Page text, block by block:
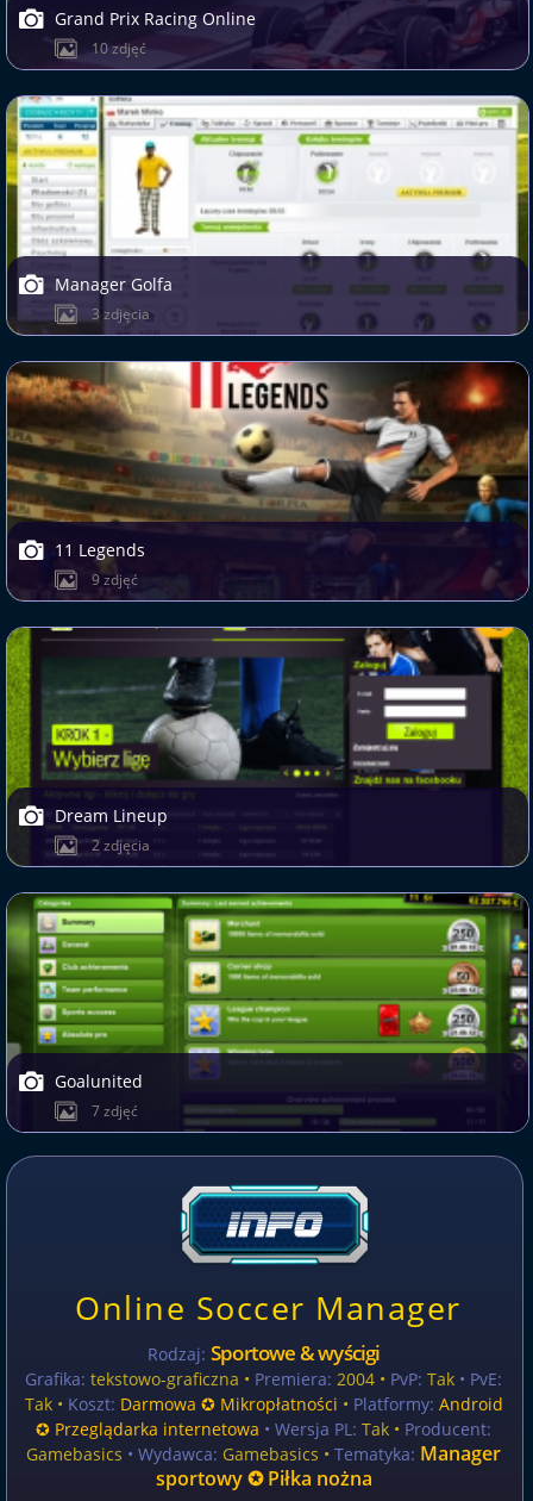
Grand Prix Racing Online
10 zdjęć
Manager Golfa
3 zdjęcia
11 Legends
9 zdjęć
Dream Lineup
2 zdjęcia
Goalunited
7 zdjęć
Online Soccer Manager
Rodzaj: Sportowe & wyścigi
Grafika: tekstowo-graficzna • Premiera: 2004 • PvP: Tak • PvE:
Tak • Koszt: Darmowa ✪ Mikropłatności • Platformy: Android
✪ Przeglądarka internetowa • Wersja PL: Tak • Producent:
Gamebasics • Wydawca: Gamebasics •Tematyka: Manager
sportowy ✪ Piłka nożna